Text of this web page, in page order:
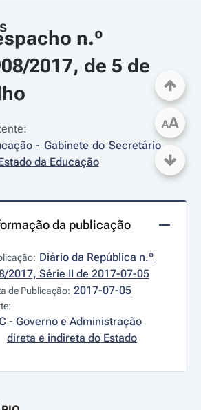
n.º
2017, de 5 de
- Gabinete do Secretário
da Educação
da publicação
Diário da República n.º
2017, Série II de 2017-07-05
de Publicação: 2017-07-05
- Governo e Administração
direta e indireta do Estado
AA